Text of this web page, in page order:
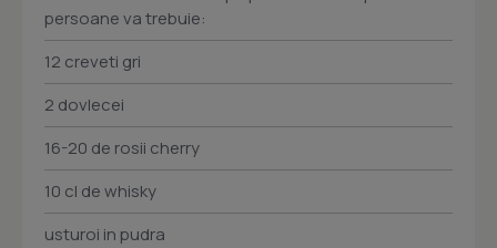
persoane va trebuie:
12 creveti gri
2 dovlecei
16-20 de rosii cherry
10 cl de whisky
usturoi in pudra